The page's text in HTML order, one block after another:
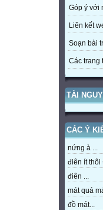
Góp ý với
Liên kết
Soạn bài
Các trang
TÀI
CÁC Ý
nứng à ...
điên ít thôi
điên ...
mát quá
đồ mát...